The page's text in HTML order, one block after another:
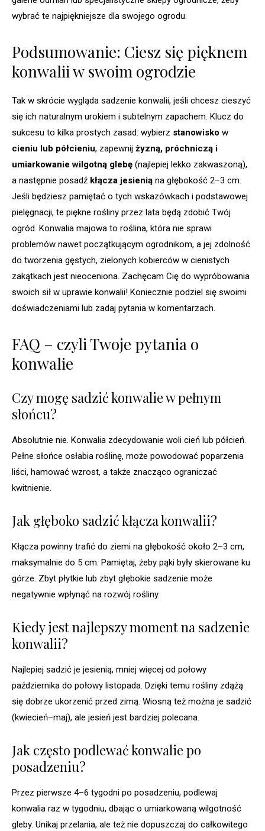
wybrać te najpiękniejsze dla swojego ogrodu.
Podsumowanie: Ciesz się pięknem
konwalii w swoim ogrodzie
Tak w skrócie wygląda sadzenie konwalii, jeśli chcesz cieszyć
się ich naturalnym urokiem i subtelnym zapachem. Klucz do
sukcesu to kilka prostych zasad: wybierz stanowisko w
cieniu lub półcieniu, zapewnij żyzną, próchniczą i
umiarkowanie wilgotną glebę (najlepiej lekko zakwaszoną),
a następnie posadź kłącza jesienią na głębokość 2–3 cm.
Jeśli będziesz pamiętać o tych wskazówkach i podstawowej
pielęgnacji, te piękne rośliny przez lata będą zdobić Twój
ogród. Konwalia majowa to roślina, która nie sprawi
problemów nawet początkującym ogrodnikom, a jej zdolność
do tworzenia gęstych, zielonych kobierców w cienistych
zakątkach jest nieoceniona. Zachęcam Cię do wypróbowania
swoich sił w uprawie konwalii! Koniecznie podziel się swoimi
doświadczeniami lub zadaj pytania w komentarzach.
FAQ – czyli Twoje pytania o
konwalie
Czy mogę sadzić konwalie w pełnym
słońcu?
Absolutnie nie. Konwalia zdecydowanie woli cień lub półcień.
Pełne słońce osłabia roślinę, może powodować poparzenia
liści, hamować wzrost, a także znacząco ograniczać
kwitnienie.
Jak głęboko sadzić kłącza konwalii?
Kłącza powinny trafić do ziemi na głębokość około 2–3 cm,
maksymalnie do 5 cm. Pamiętaj, żeby pąki były skierowane ku
górze. Zbyt płytkie lub zbyt głębokie sadzenie może
negatywnie wpłynąć na rozwój rośliny.
Kiedy jest najlepszy moment na sadzenie
konwalii?
Najlepiej sadzić je jesienią, mniej więcej od połowy
października do połowy listopada. Dzięki temu rośliny zdążą
się dobrze ukorzenić przed zimą. Wiosną też można je sadzić
(kwiecień–maj), ale jesień jest bardziej polecana.
Jak często podlewać konwalie po
posadzeniu?
Przez pierwsze 4–6 tygodni po posadzeniu, podlewaj
konwalia raz w tygodniu, dbając o umiarkowaną wilgotność
gleby. Unikaj przelania, ale też nie dopuszczaj do całkowitego